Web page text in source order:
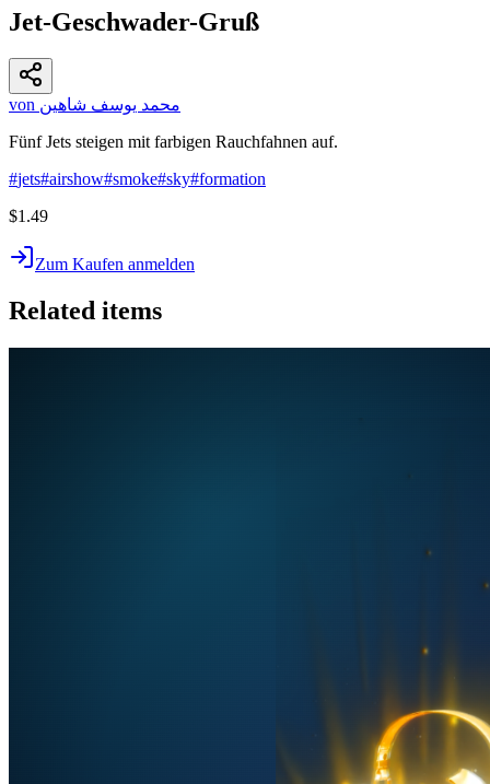
Jet-Geschwader-Gruß
von محمد يوسف شاهين
Fünf Jets steigen mit farbigen Rauchfahnen auf.
#jets#airshow#smoke#sky#formation
$1.49
Zum Kaufen anmelden
Related items